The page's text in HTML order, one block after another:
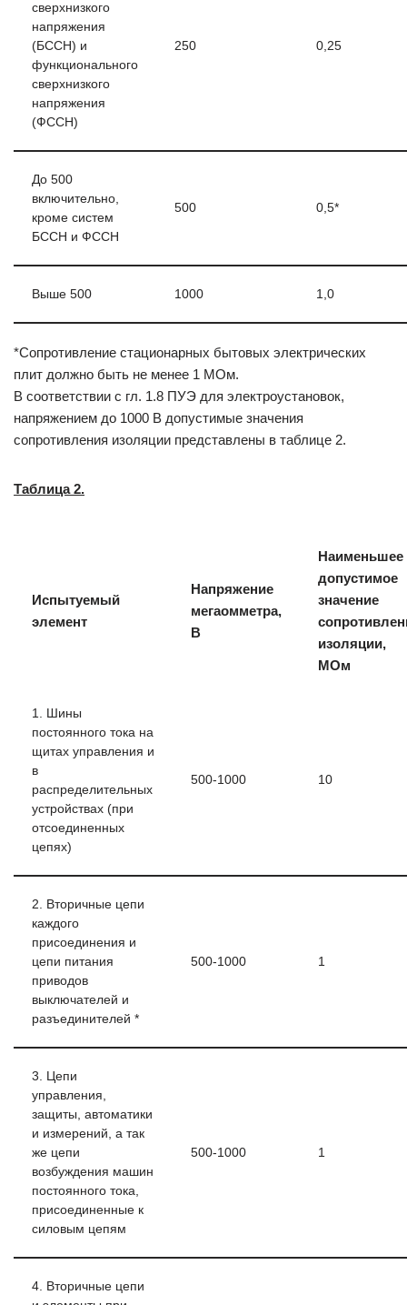
сверхнизкого
напряжения
(БССН) и
функционального
сверхнизкого
напряжения
(ФССН)
250 0,25
До 500
включительно,
кроме систем
БССН и ФССН
500 0,5*
Выше 500 1000 1,0
*Сопротивление стационарных бытовых электрических
плит должно быть не менее 1 МОм.
В соответствии с гл. 1.8 ПУЭ для электроустановок,
напряжением до 1000 В допустимые значения
сопротивления изоляции представлены в таблице 2.
Таблица 2.
Испытуемый
элемент
Напряжение
мегаомметра,
В
Наименьшее
допустимое
значение
изоляции,
МОм
1. Шины
постоянного тока на
щитах управления и
в
распределительных
устройствах (при
отсоединенных
цепях)
500-1000 10
2. Вторичные цепи
каждого
присоединения и
цепи питания
приводов
выключателей и
разъединителей *
500-1000 1
3. Цепи
управления,
защиты, автоматики
и измерений, а так
же цепи
возбуждения машин
постоянного тока,
присоединенные к
силовым цепям
500-1000 1
4. Вторичные цепи